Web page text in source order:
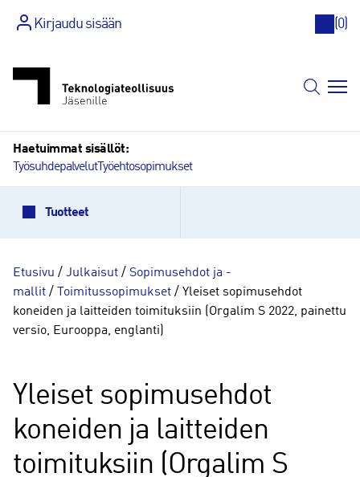
sisältöön
Kirjaudu sisään (0)
Haetuimmat sisällöt:
TyösuhdepalvelutTyöehtosopimukset
Tuotteet
Etusivu / Julkaisut / Sopimusehdot ja -
mallit / Toimitussopimukset / Yleiset sopimusehdot
koneiden ja laitteiden toimituksiin (Orgalim S 2022, painettu
versio, Eurooppa, englanti)
Yleiset sopimusehdot
koneiden ja laitteiden
toimituksiin (Orgalim S